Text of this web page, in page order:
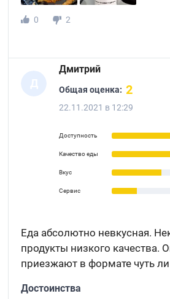
0
2
Д
Дмитрий
Общая оценка: 2
22.11.2021 в 12:29
Доступность
Качество еды
Вкус
Сервис
Еда абсолютно невкусная.
продукты низкого качества.
приезжают в формате чуть ли
Достоинства